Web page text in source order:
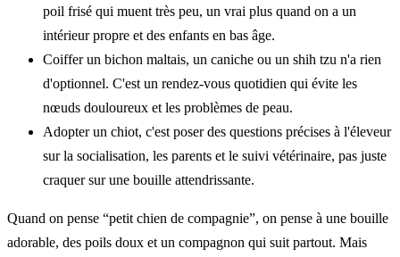
poil frisé qui muent très peu, un vrai plus quand on a un
intérieur propre et des enfants en bas âge.
Coiffer un bichon maltais, un caniche ou un shih tzu n'a rien
d'optionnel. C'est un rendez-vous quotidien qui évite les
nœuds douloureux et les problèmes de peau.
Adopter un chiot, c'est poser des questions précises à l'éleveur
sur la socialisation, les parents et le suivi vétérinaire, pas juste
craquer sur une bouille attendrissante.
Quand on pense “petit chien de compagnie”, on pense à une bouille
adorable, des poils doux et un compagnon qui suit partout. Mais